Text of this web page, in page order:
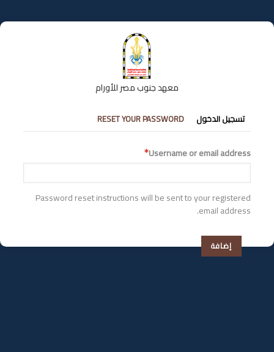
إلى
المحتوى
معهد جنوب مصر للأورام
التبويبات
الأساسية
تسجيل الدخول RESET YOUR PASSWORD
Username or email address
Password reset instructions will be sent to your registered
email address.